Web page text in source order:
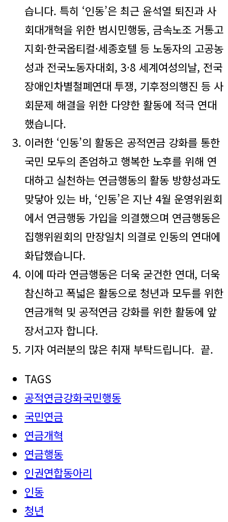
습니다. 특히 ‘인동’은 최근 윤석열 퇴진과 사
회대개혁을 위한 범시민행동, 금속노조 거통고
지회·한국옵티컬·세종호텔 등 노동자의 고공농
성과 전국노동자대회, 3·8 세계여성의날, 전국
장애인차별철폐연대 투쟁, 기후정의행진 등 사
회문제 해결을 위한 다양한 활동에 적극 연대
했습니다.
이러한 ‘인동’의 활동은 공적연금 강화를 통한
국민 모두의 존엄하고 행복한 노후를 위해 연
대하고 실천하는 연금행동의 활동 방향성과도
맞닿아 있는 바, ‘인동’은 지난 4월 운영위원회
에서 연금행동 가입을 의결했으며 연금행동은
집행위원회의 만장일치 의결로 인동의 연대에
화답했습니다.
이에 따라 연금행동은 더욱 굳건한 연대, 더욱
참신하고 폭넓은 활동으로 청년과 모두를 위한
연금개혁 및 공적연금 강화를 위한 활동에 앞
장서고자 합니다.
기자 여러분의 많은 취재 부탁드립니다. 끝.
TAGS
공적연금강화국민행동
국민연금
연금개혁
연금행동
인권연합동아리
인동
청년